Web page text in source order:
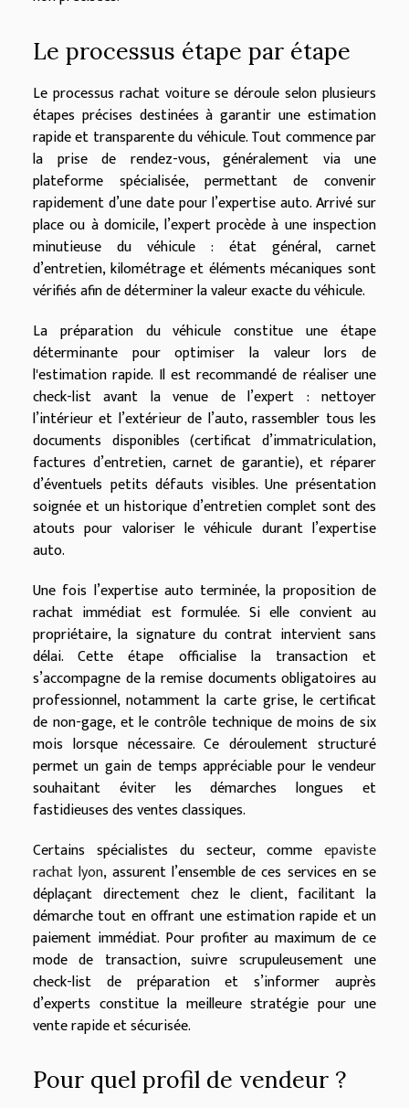
Le processus étape par étape
Le processus rachat voiture se déroule selon plusieurs
étapes précises destinées à garantir une estimation
rapide et transparente du véhicule. Tout commence par
la prise de rendez-vous, généralement via une
plateforme spécialisée, permettant de convenir
rapidement d’une date pour l’expertise auto. Arrivé sur
place ou à domicile, l’expert procède à une inspection
minutieuse du véhicule : état général, carnet
d’entretien, kilométrage et éléments mécaniques sont
vérifiés afin de déterminer la valeur exacte du véhicule.
La préparation du véhicule constitue une étape
déterminante pour optimiser la valeur lors de
l'estimation rapide. Il est recommandé de réaliser une
check-list avant la venue de l’expert : nettoyer
l’intérieur et l’extérieur de l’auto, rassembler tous les
documents disponibles (certificat d’immatriculation,
factures d’entretien, carnet de garantie), et réparer
d’éventuels petits défauts visibles. Une présentation
soignée et un historique d’entretien complet sont des
atouts pour valoriser le véhicule durant l’expertise
auto.
Une fois l’expertise auto terminée, la proposition de
rachat immédiat est formulée. Si elle convient au
propriétaire, la signature du contrat intervient sans
délai. Cette étape officialise la transaction et
s’accompagne de la remise documents obligatoires au
professionnel, notamment la carte grise, le certificat
de non-gage, et le contrôle technique de moins de six
mois lorsque nécessaire. Ce déroulement structuré
permet un gain de temps appréciable pour le vendeur
souhaitant éviter les démarches longues et
fastidieuses des ventes classiques.
Certains spécialistes du secteur, comme epaviste
rachat lyon, assurent l’ensemble de ces services en se
déplaçant directement chez le client, facilitant la
démarche tout en offrant une estimation rapide et un
paiement immédiat. Pour profiter au maximum de ce
mode de transaction, suivre scrupuleusement une
check-list de préparation et s’informer auprès
d’experts constitue la meilleure stratégie pour une
vente rapide et sécurisée.
Pour quel profil de vendeur ?